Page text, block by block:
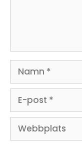
Namn
post
Webbplats